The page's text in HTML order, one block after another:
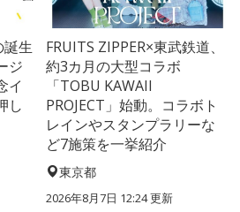
誕生
ジ
イ
し
FRUITS ZIPPER×東武鉄道、
約3カ月の大型コラボ
「TOBU KAWAII
PROJECT」始動。コラボト
レインやスタンプラリーな
ど7施策を一挙紹介
東京都
2026年8月7日 12:24更新